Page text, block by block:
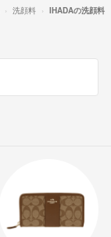
洗顔料 IHADAの洗顔料